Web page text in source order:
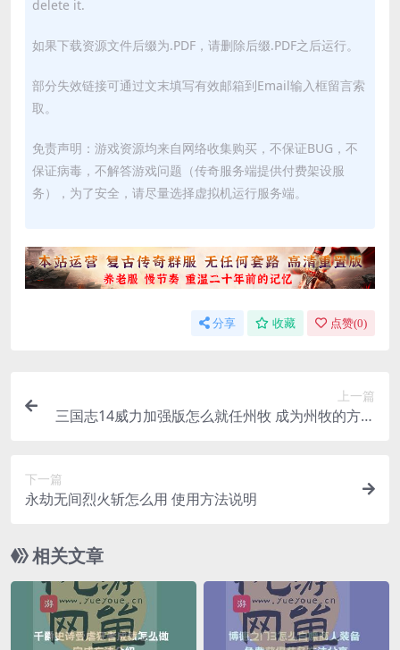
delete it.
如果下载资源文件后缀为.PDF，请删除后缀.PDF之后运行。
部分失效链接可通过文末填写有效邮箱到Email输入框留言索
取。
免责声明：游戏资源均来自网络收集购买，不保证BUG，不
保证病毒，不解答游戏问题（传奇服务端提供付费架设服
务），为了安全，请尽量选择虚拟机运行服务端。
分享 收藏 点赞(0)
上一篇
三国志14威力加强版怎么就任州牧 成为州牧的方法
下一篇
永劫无间烈火斩怎么用 使用方法说明
相关文章